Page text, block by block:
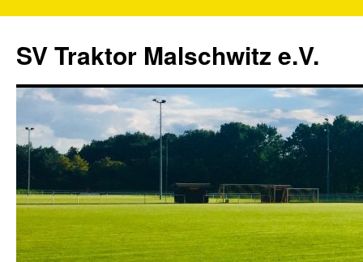
SV Traktor Malschwitz e.V.